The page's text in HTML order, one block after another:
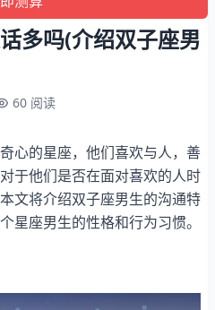
多吗(介绍双子座男
60 阅读
心的星座，他们喜欢与人，善
于他们是否在面对喜欢的人时
文将介绍双子座男生的沟通特
星座男生的性格和行为习惯。